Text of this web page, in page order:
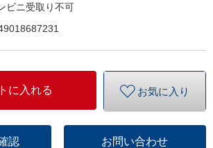
ビニ受取り不可
に入れる お気に入り
認 お問い合わせ